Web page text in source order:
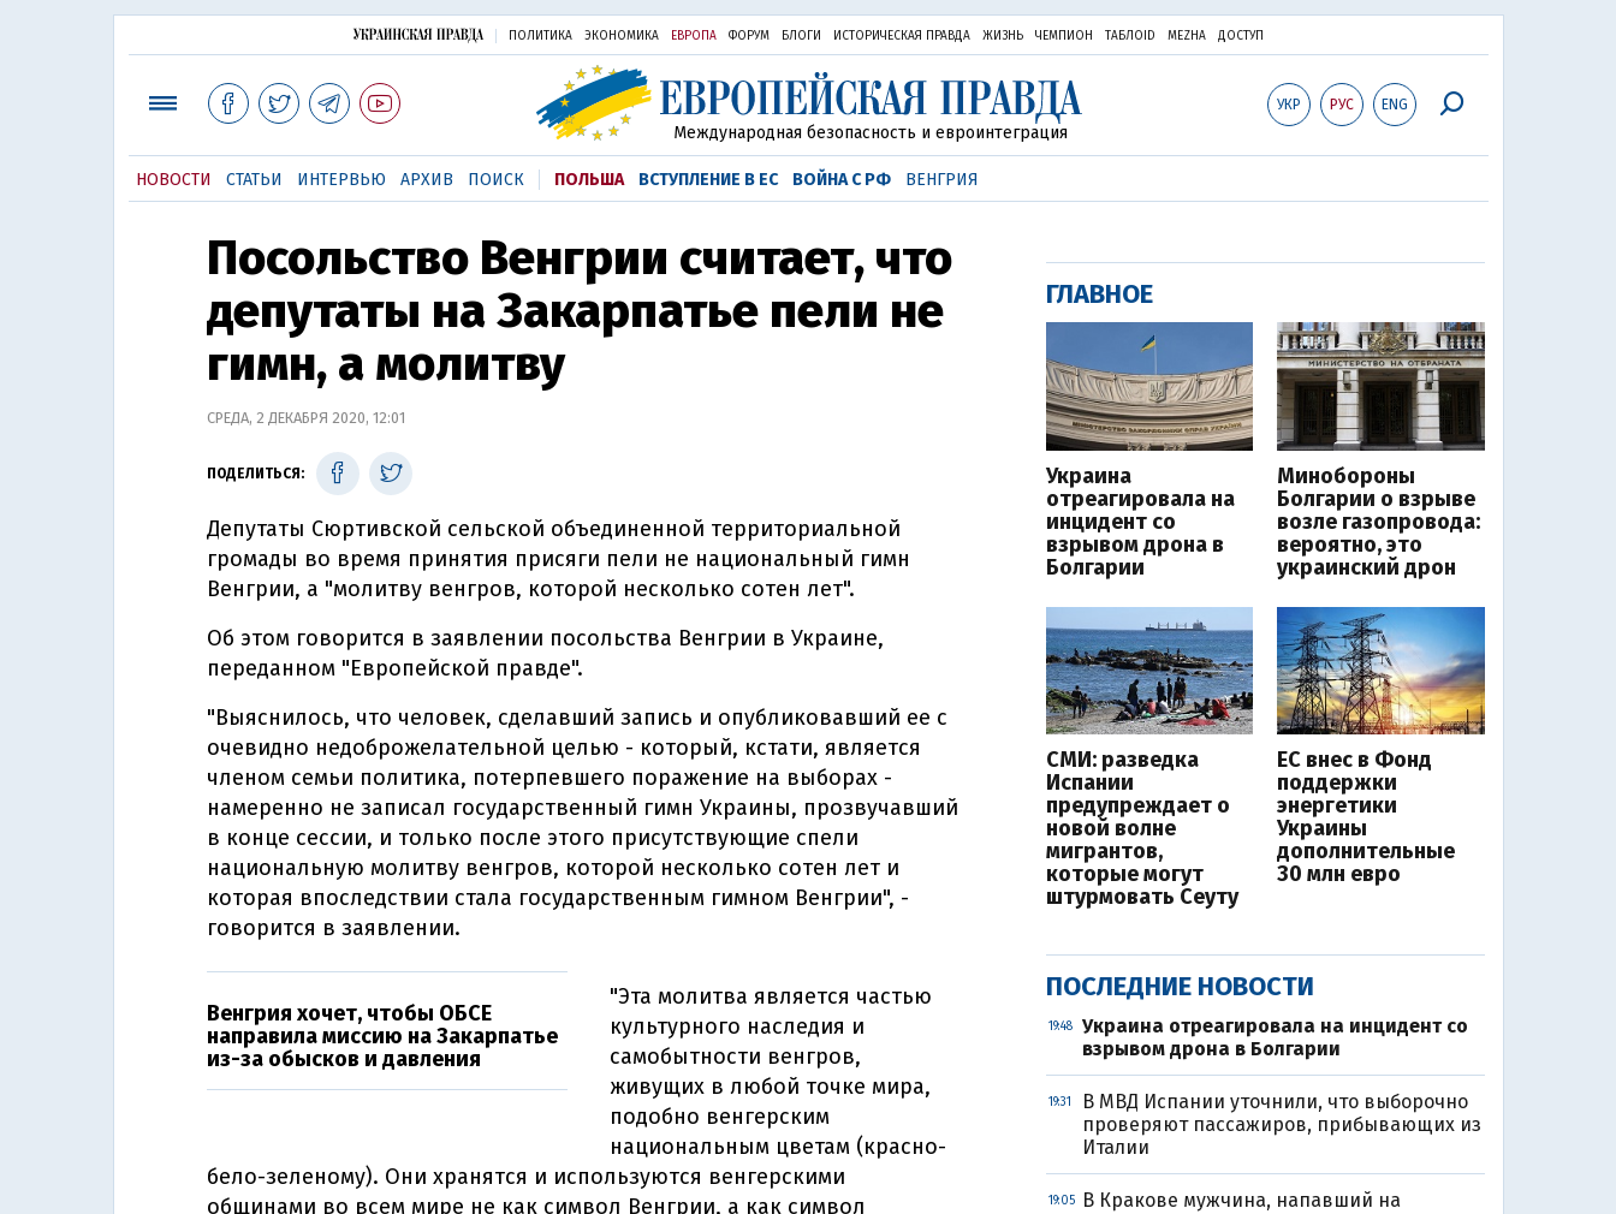
ПОЛИТИКА ЭКОНОМИКА ЕВРОПА ФОРУМ БЛОГИ ИСТОРИЧЕСКАЯ ПРАВДА ЖИЗНЬ ЧЕМПИОН ТАБЛОID MEZHA ДОСТУП
УКР РУС ENG
Международная безопасность и евроинтеграция
НОВОСТИ СТАТЬИ ИНТЕРВЬЮ АРХИВ ПОИСК ПОЛЬША ВСТУПЛЕНИЕ В ЕС ВОЙНА С РФ ВЕНГРИЯ
Посольство Венгрии считает, что
депутаты на Закарпатье пели не
гимн, а молитву
СРЕДА, 2 ДЕКАБРЯ 2020, 12:01
ПОДЕЛИТЬСЯ:
Депутаты Сюртивской сельской объединенной территориальной
громады во время принятия присяги пели не национальный гимн
Венгрии, а "молитву венгров, которой несколько сотен лет".
Об этом говорится в заявлении посольства Венгрии в Украине,
переданном "Европейской правде".
"Выяснилось, что человек, сделавший запись и опубликовавший ее с
очевидно недоброжелательной целью - который, кстати, является
членом семьи политика, потерпевшего поражение на выборах -
намеренно не записал государственный гимн Украины, прозвучавший
в конце сессии, и только после этого присутствующие спели
национальную молитву венгров, которой несколько сотен лет и
которая впоследствии стала государственным гимном Венгрии", -
говорится в заявлении.
Венгрия хочет, чтобы ОБСЕ
направила миссию на Закарпатье
из-за обысков и давления
"Эта молитва является частью
культурного наследия и
самобытности венгров,
живущих в любой точке мира,
подобно венгерским
национальным цветам (красно-
бело-зеленому). Они хранятся и используются венгерскими
общинами во всем мире не как символ Венгрии, а как символ
ГЛАВНОЕ
Украина
отреагировала на
инцидент со
взрывом дрона в
Болгарии
Минобороны
Болгарии о взрыве
возле газопровода:
вероятно, это
украинский дрон
СМИ: разведка
Испании
предупреждает о
новой волне
мигрантов,
которые могут
штурмовать Сеуту
ЕС внес в Фонд
поддержки
энергетики
Украины
дополнительные
30 млн евро
ПОСЛЕДНИЕ НОВОСТИ
19:48
Украина отреагировала на инцидент со
взрывом дрона в Болгарии
19:31
В МВД Испании уточнили, что выборочно
проверяют пассажиров, прибывающих из
Италии
19:05
В Кракове мужчина, напавший на